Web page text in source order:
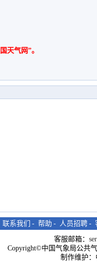
天气网”。
联系我们 - 帮助 - 人员招聘 -
客服邮箱：
Copyright©中国气象局公共
制作维护